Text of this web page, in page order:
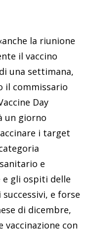
la riunione
il vaccino
una settimana,
il commissario
Day
un giorno
i target
e
e gli ospiti delle
e forse
di dicembre,
vaccinazione con